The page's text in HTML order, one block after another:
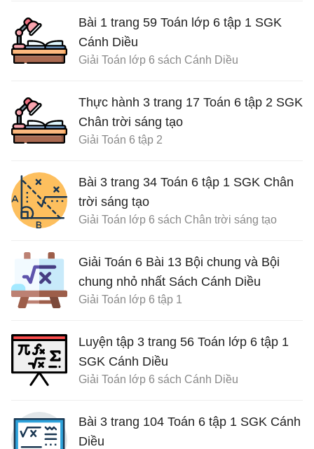
Bài 1 trang 59 Toán lớp 6 tập 1 SGK
Cánh Diều
Giải Toán lớp 6 sách Cánh Diều
Thực hành 3 trang 17 Toán 6 tập 2 SGK
Chân trời sáng tạo
Giải Toán 6 tập 2
Bài 3 trang 34 Toán 6 tập 1 SGK Chân
trời sáng tạo
Giải Toán lớp 6 sách Chân trời sáng tạo
Giải Toán 6 Bài 13 Bội chung và Bội
chung nhỏ nhất Sách Cánh Diều
Giải Toán lớp 6 tập 1
Luyện tập 3 trang 56 Toán lớp 6 tập 1
SGK Cánh Diều
Giải Toán lớp 6 sách Cánh Diều
Bài 3 trang 104 Toán 6 tập 1 SGK Cánh
Diều